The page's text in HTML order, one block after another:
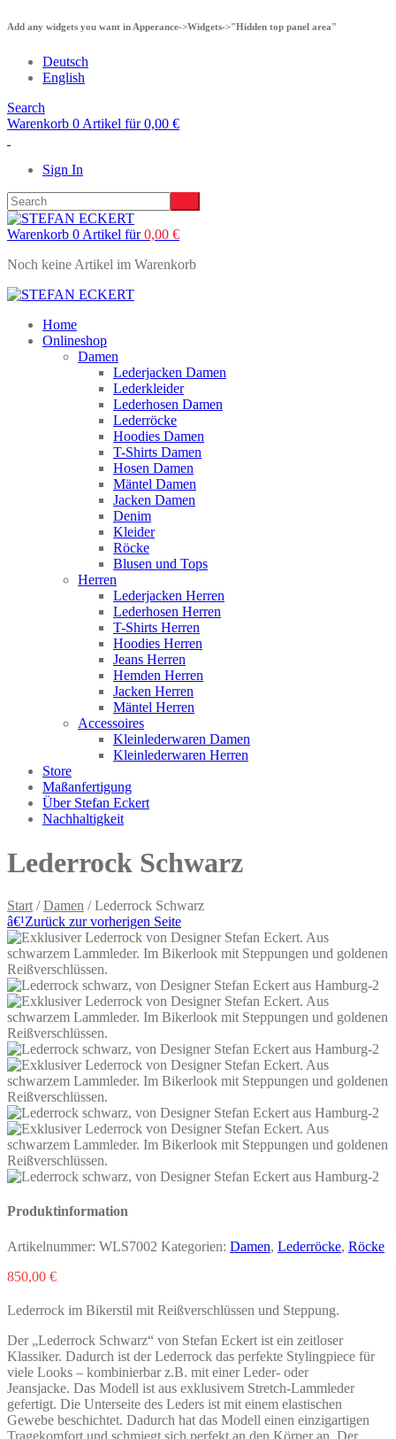
Add any widgets you want in Apperance->Widgets->"Hidden top panel area"
Deutsch
English
Search
Warenkorb 0 Artikel für0,00 €
Sign In
Warenkorb 0 Artikel für0,00 €
Noch keine Artikel im Warenkorb
Home
Onlineshop
Damen
Lederjacken Damen
Lederkleider
Lederhosen Damen
Lederröcke
Hoodies Damen
T-Shirts Damen
Hosen Damen
Mäntel Damen
Jacken Damen
Denim
Kleider
Röcke
Blusen und Tops
Herren
Lederjacken Herren
Lederhosen Herren
T-Shirts Herren
Hoodies Herren
Jeans Herren
Hemden Herren
Jacken Herren
Mäntel Herren
Accessoires
Kleinlederwaren Damen
Kleinlederwaren Herren
Store
Maßanfertigung
Über Stefan Eckert
Nachhaltigkeit
Lederrock Schwarz
Start /Damen / Lederrock Schwarz
â€¹Zurück zur vorherigen Seite
Produktinformation
Artikelnummer: WLS7002 Kategorien: Damen, Lederröcke, Röcke
850,00 €
Lederrock im Bikerstil mit Reißverschlüssen und Steppung.
Der „Lederrock Schwarz“ von Stefan Eckert ist ein zeitloser
Klassiker. Dadurch ist der Lederrock das perfekte Stylingpiece für
viele Looks – kombinierbar z.B. mit einer Leder- oder
Jeansjacke. Das Modell ist aus exklusivem Stretch-Lammleder
gefertigt. Die Unterseite des Leders ist mit einem elastischen
Gewebe beschichtet. Dadurch hat das Modell einen einzigartigen
Tragekomfort und schmiegt sich perfekt an den Körper an. Der